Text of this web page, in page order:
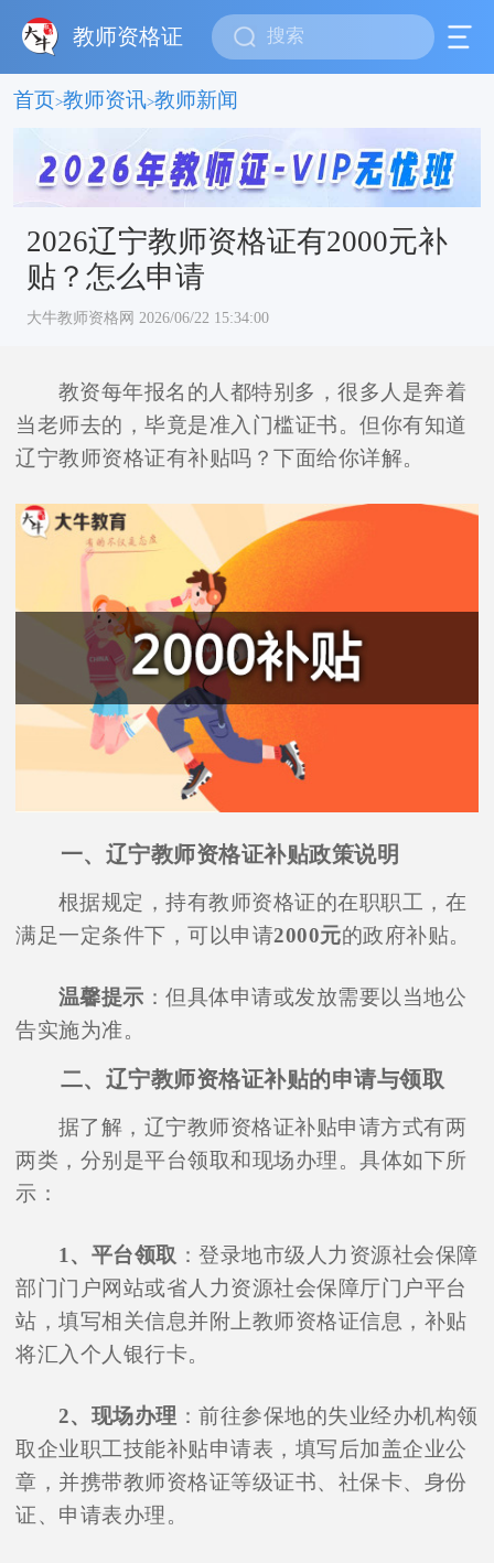
教师资格证
首页>教师资讯>教师新闻
2026辽宁教师资格证有2000元补
贴？怎么申请
大牛教师资格网 2026/06/22 15:34:00
教资每年报名的人都特别多，很多人是奔着
当老师去的，毕竟是准入门槛证书。但你有知道
辽宁教师资格证有补贴吗？下面给你详解。
一、辽宁教师资格证补贴政策说明
根据规定，持有教师资格证的在职职工，在
满足一定条件下，可以申请2000元的政府补贴。
温馨提示 ：但具体申请或发放需要以当地公
告实施为准。
二、辽宁教师资格证补贴的申请与领取
据了解，辽宁教师资格证补贴申请方式有两
两类，分别是平台领取和现场办理。具体如下所
示：
1、平台领取 ：登录地市级人力资源社会保障
部门门户网站或省人力资源社会保障厅门户平台
站，填写相关信息并附上教师资格证信息，补贴
将汇入个人银行卡。
2、现场办理 ：前往参保地的失业经办机构领
取企业职工技能补贴申请表，填写后加盖企业公
章，并携带教师资格证等级证书、社保卡、身份
证、申请表办理。